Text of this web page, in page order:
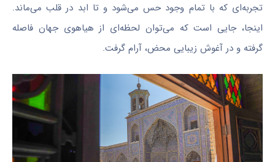
تجربه‌ای که با تمام وجود حس می‌شود و تا ابد در قلب می‌ماند.
اینجا، جایی است که می‌توان لحظه‌ای از هیاهوی جهان فاصله
گرفته و در آغوش زیبایی محض، آرام گرفت.